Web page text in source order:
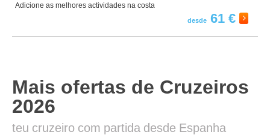
Adicione as melhores actividades na costa
61 €
Mais ofertas de Cruzeiros
2026
teu cruzeiro com partida desde Espanha